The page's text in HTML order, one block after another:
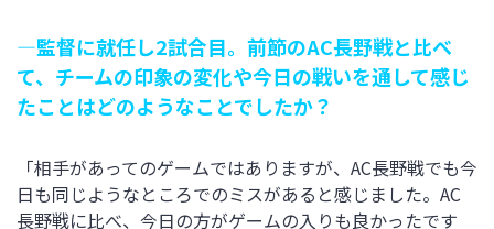
―監督に就任し2試合目。前節のAC長野戦と比べ
て、チームの印象の変化や今日の戦いを通して感じ
たことはどのようなことでしたか？
「相手があってのゲームではありますが、AC長野戦でも今
日も同じようなところでのミスがあると感じました。AC
長野戦に比べ、今日の方がゲームの入りも良かったです